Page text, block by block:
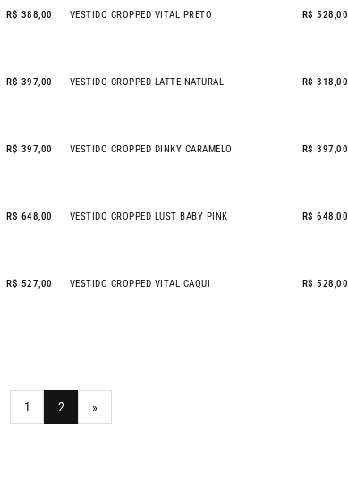
R$ 388,00 NEW IN
VESTIDO CROPPED VITAL PRETO R$ 528,00
R$ 397,00 VESTIDO CROPPED LATTE NATURAL R$ 318,00
R$ 397,00 VESTIDO CROPPED DINKY CARAMELO R$ 397,00
R$ 648,00 NEW IN
VESTIDO CROPPED LUST BABY PINK R$ 648,00
R$ 527,00 NEW IN
VESTIDO CROPPED VITAL CAQUI R$ 528,00
1 2 »Próxima